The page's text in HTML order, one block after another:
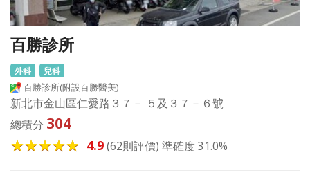
百勝診所
外科 兒科
百勝診所(附設百勝醫美)
新北市金山區仁愛路３７－ ５及３７－６號
總積分 304
4.9(62則評價) 準確度 31.0%